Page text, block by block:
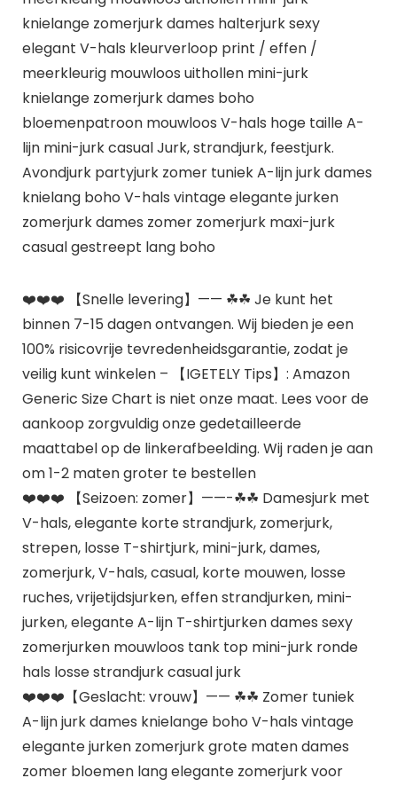
knielange zomerjurk dames halterjurk sexy
elegant V-hals kleurverloop print / effen /
meerkleurig mouwloos uithollen mini-jurk
knielange zomerjurk dames boho
bloemenpatroon mouwloos V-hals hoge taille A-
lijn mini-jurk casual Jurk, strandjurk, feestjurk.
Avondjurk partyjurk zomer tuniek A-lijn jurk dames
knielang boho V-hals vintage elegante jurken
zomerjurk dames zomer zomerjurk maxi-jurk
casual gestreept lang boho
❤️❤️❤️ 【Snelle levering】—— ☘☘ Je kunt het
binnen 7-15 dagen ontvangen. Wij bieden je een
100% risicovrije tevredenheidsgarantie, zodat je
veilig kunt winkelen – 【IGETELY Tips】: Amazon
Generic Size Chart is niet onze maat. Lees voor de
aankoop zorgvuldig onze gedetailleerde
maattabel op de linkerafbeelding. Wij raden je aan
om 1-2 maten groter te bestellen
❤️❤️❤️ 【Seizoen: zomer】——-☘☘ Damesjurk met
V-hals, elegante korte strandjurk, zomerjurk,
strepen, losse T-shirtjurk, mini-jurk, dames,
zomerjurk, V-hals, casual, korte mouwen, losse
ruches, vrijetijdsjurken, effen strandjurken, mini-
jurken, elegante A-lijn T-shirtjurken dames sexy
zomerjurken mouwloos tank top mini-jurk ronde
hals losse strandjurk casual jurk
❤️❤️❤️【Geslacht: vrouw】—— ☘☘ Zomer tuniek
A-lijn jurk dames knielange boho V-hals vintage
elegante jurken zomerjurk grote maten dames
zomer bloemen lang elegante zomerjurk voor